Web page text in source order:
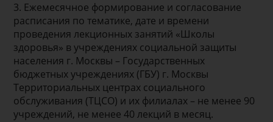
3. Ежемесячное формирование и согласование
расписания по тематике, дате и времени
проведения лекционных занятий «Школы
здоровья» в учреждениях социальной защиты
населения г. Москвы – Государственных
бюджетных учреждениях (ГБУ) г. Москвы
Территориальных центрах социального
обслуживания (ТЦСО) и их филиалах – не менее 90
учреждений, не менее 40 лекций в месяц.